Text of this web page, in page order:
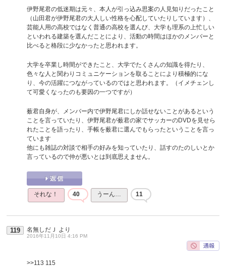
伊野尾君の低迷期は元々、本人が引っ込み思案の人見知りだったこと
（山田君が伊野尾君の大人しい性格を心配していたりしています）、
芸能人用の高校ではなく普通の高校を選んび、大学も理系の上忙しい
といわれる建築を選んだことにより、活動の時間はほかのメンバーと
比べると格段に少なかったと思われます。
大学を卒業し時間ができたこと、大学でたくさんの知識を得たり、
色々な人と関わりコミュニケーションを取ることにより積極的にな
り、今の活躍につながっているのではと思われます。（イメチェンし
て可愛くなったのも要因の一つですが）
薮君自身が、メンバー内で伊野尾君にしか話せないことがあるという
ことを言っていたり、伊野尾君が薮君の家でサッカーのDVDを見せら
れたことを語ったり、手帳を薮君に選んでもらったということを言っ
ています
他にも雑誌の対談で相手の好みを知っていたり、話すのたのしいとか
言っているので仲が悪いとは到底思えません。
それな！ 40 うーん… 11
119 名無しだＪ より
2016年11月10日 4:16 PM
>>113 115